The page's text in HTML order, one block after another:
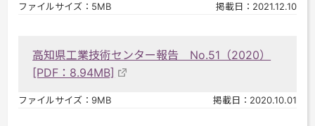
ファイルサイズ：5MB 掲載日：2021.12.10
高知県工業技術センター報告 No.51（2020）
[PDF：8.94MB]
ファイルサイズ：9MB 掲載日：2020.10.01